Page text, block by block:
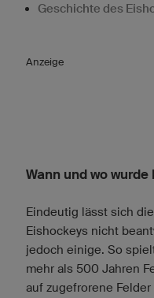
Geschichte des
Anzeige
Wann und wo
Eindeutig lässt sich
Eishockeys nicht
jedoch einige. So
mehr als 500 Jahren
auf zugefrorene Felder